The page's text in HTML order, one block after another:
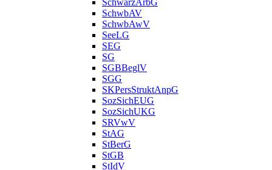
SchwbAV
SchwbAwV
SeeLG
SEG
SG
SGBBeglV
SGG
SKPersStruktAnpG
SozSichEUG
SozSichUKG
SRVwV
StAG
StBerG
StGB
StIdV